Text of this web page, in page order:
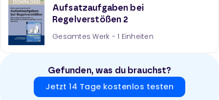
Aufsatzaufgaben bei
Regelverstößen 2
Gesamtes Werk - 1 Einheiten
Gefunden, was du brauchst?
Jetzt 14 Tage kostenlos testen